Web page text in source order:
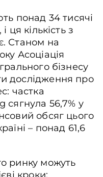
понад 34 тисячі
ця кількість з
Станом на
Асоціація
бізнесу
дослідження про
частка
сягнула 56,7% у
обсяг цього
– понад 61,6
ринку можуть